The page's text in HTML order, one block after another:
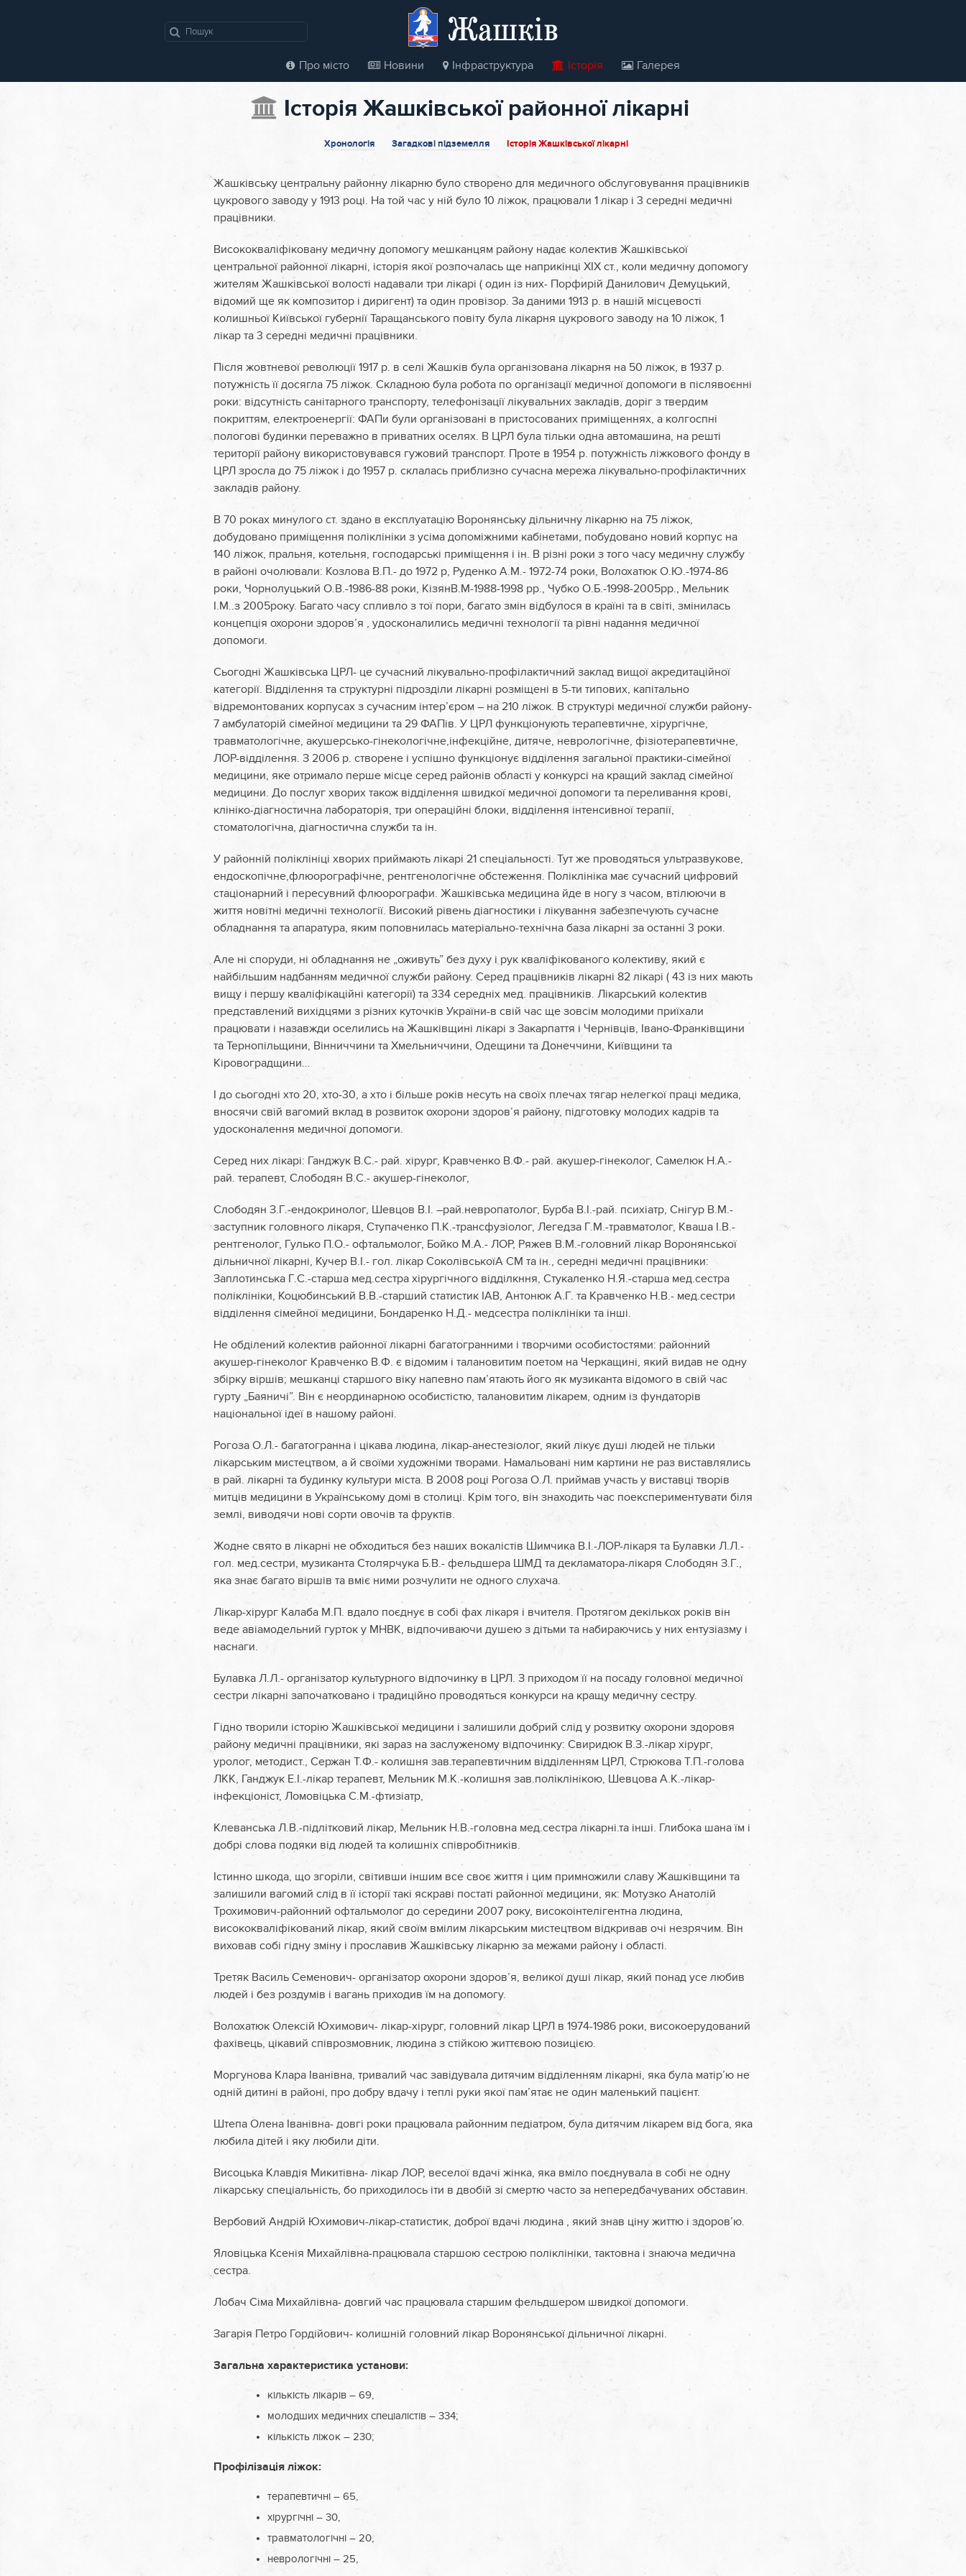
Жашків
Про місто Новини Інфраструктура Історія Галерея
Історія Жашківської районної лікарні
Хронологія Загадкові підземелля Історія Жашківської лікарні
Жашківську центральну районну лікарню було створено для медичного обслуговування працівників
цукрового заводу у 1913 році. На той час у ній було 10 ліжок, працювали 1 лікар і 3 середні медичні
працівники.
Висококваліфіковану медичну допомогу мешканцям району надає колектив Жашківської
центральної районної лікарні, історія якої розпочалась ще наприкінці XIX ст., коли медичну допомогу
жителям Жашківської волості надавали три лікарі ( один із них- Порфирій Данилович Демуцький,
відомий ще як композитор і диригент) та один провізор. За даними 1913 р. в нашій місцевості
колишньої Київської губернії Таращанського повіту була лікарня цукрового заводу на 10 ліжок, 1
лікар та 3 середні медичні працівники.
Після жовтневої революції 1917 р. в селі Жашків була організована лікарня на 50 ліжок, в 1937 р.
потужність її досягла 75 ліжок. Складною була робота по організації медичної допомоги в післявоєнні
роки: відсутність санітарного транспорту, телефонізації лікувальних закладів, доріг з твердим
покриттям, електроенергії: ФАПи були організовані в пристосованих приміщеннях, а колгоспні
пологові будинки переважно в приватних оселях. В ЦРЛ була тільки одна автомашина, на решті
території району використовувався гужовий транспорт. Проте в 1954 р. потужність ліжкового фонду в
ЦРЛ зросла до 75 ліжок і до 1957 р. склалась приблизно сучасна мережа лікувально-профілактичних
закладів району.
В 70 роках минулого ст. здано в експлуатацію Воронянську дільничну лікарню на 75 ліжок,
добудовано приміщення поліклініки з усіма допоміжними кабінетами, побудовано новий корпус на
140 ліжок, пральня, котельня, господарські приміщення і ін. В різні роки з того часу медичну службу
в районі очолювали: Козлова В.П.- до 1972 р, Руденко А.М.- 1972-74 роки, Волохатюк О.Ю.-1974-86
роки, Чорнолуцький О.В.-1986-88 роки, КізянВ.М-1988-1998 рр., Чубко О.Б.-1998-2005рр., Мельник
І.М..з 2005року. Багато часу спливло з тої пори, багато змін відбулося в країні та в світі, змінилась
концепція охорони здоров’я , удосконалились медичні технології та рівні надання медичної
допомоги.
Сьогодні Жашківська ЦРЛ- це сучасний лікувально-профілактичний заклад вищої акредитаційної
категорії. Відділення та структурні підрозділи лікарні розміщені в 5-ти типових, капітально
відремонтованих корпусах з сучасним інтер’єром – на 210 ліжок. В структурі медичної служби району-
7 амбулаторій сімейної медицини та 29 ФАПів. У ЦРЛ функціонують терапевтичне, хірургічне,
травматологічне, акушерсько-гінекологічне,інфекційне, дитяче, неврологічне, фізіотерапевтичне,
ЛОР-відділення. З 2006 р. створене і успішно функціонує відділення загальної практики-сімейної
медицини, яке отримало перше місце серед районів області у конкурсі на кращий заклад сімейної
медицини. До послуг хворих також відділення швидкої медичної допомоги та переливання крові,
клініко-діагностична лабораторія, три операційні блоки, відділення інтенсивної терапії,
стоматологічна, діагностична служби та ін.
У районній поліклініці хворих приймають лікарі 21 спеціальності. Тут же проводяться ультразвукове,
ендоскопічне,флюорографічне, рентгенологічне обстеження. Поліклініка має сучасний цифровий
стаціонарний і пересувний флюорографи. Жашківська медицина йде в ногу з часом, втілюючи в
життя новітні медичні технології. Високий рівень діагностики і лікування забезпечують сучасне
обладнання та апаратура, яким поповнилась матеріально-технічна база лікарні за останні 3 роки.
Але ні споруди, ні обладнання не „оживуть” без духу і рук кваліфікованого колективу, який є
найбільшим надбанням медичної служби району. Серед працівників лікарні 82 лікарі ( 43 із них мають
вищу і першу кваліфікаційні категорії) та 334 середніх мед. працівників. Лікарський колектив
представлений вихідцями з різних куточків України-в свій час ще зовсім молодими приїхали
працювати і назавжди оселились на Жашківщині лікарі з Закарпаття і Чернівців, Івано-Франківщини
та Тернопільщини, Вінниччини та Хмельниччини, Одещини та Донеччини, Київщини та
Кіровоградщини…
І до сьогодні хто 20, хто-30, а хто і більше років несуть на своїх плечах тягар нелегкої праці медика,
вносячи свій вагомий вклад в розвиток охорони здоров’я району, підготовку молодих кадрів та
удосконалення медичної допомоги.
Серед них лікарі: Ганджук В.С.- рай. хірург, Кравченко В.Ф.- рай. акушер-гінеколог, Самелюк Н.А.-
рай. терапевт, Слободян В.С.- акушер-гінеколог,
Слободян З.Г.-ендокринолог, Шевцов В.І. –рай.невропатолог, Бурба В.І.-рай. психіатр, Снігур В.М.-
заступник головного лікаря, Ступаченко П.К.-трансфузіолог, Легедза Г.М.-травматолог, Кваша І.В.-
рентгенолог, Гулько П.О.- офтальмолог, Бойко М.А.- ЛОР, Ряжев В.М.-головний лікар Воронянської
дільничної лікарні, Кучер В.І.- гол. лікар СоколівськоїА СМ та ін., середні медичні працівники:
Заплотинська Г.С.-старша мед.сестра хірургічного відділкння, Стукаленко Н.Я.-старша мед.сестра
поліклініки, Коцюбинський В.В.-старший статистик ІАВ, Антонюк А.Г. та Кравченко Н.В.- мед.сестри
відділення сімейної медицини, Бондаренко Н.Д.- медсестра поліклініки та інші.
Не обділений колектив районної лікарні багатогранними і творчими особистостями: районний
акушер-гінеколог Кравченко В.Ф. є відомим і талановитим поетом на Черкащині, який видав не одну
збірку віршів; мешканці старшого віку напевно пам’ятають його як музиканта відомого в свій час
гурту „Баяничі”. Він є неординарною особистістю, талановитим лікарем, одним із фундаторів
національної ідеї в нашому районі.
Рогоза О.Л.- багатогранна і цікава людина, лікар-анестезіолог, який лікує душі людей не тільки
лікарським мистецтвом, а й своїми художніми творами. Намальовані ним картини не раз виставлялись
в рай. лікарні та будинку культури міста. В 2008 році Рогоза О.Л. приймав участь у виставці творів
митців медицини в Українському домі в столиці. Крім того, він знаходить час поекспериментувати біля
землі, виводячи нові сорти овочів та фруктів.
Жодне свято в лікарні не обходиться без наших вокалістів Шимчика В.І.-ЛОР-лікаря та Булавки Л.Л.-
гол. мед.сестри, музиканта Столярчука Б.В.- фельдшера ШМД та декламатора-лікаря Слободян З.Г.,
яка знає багато віршів та вміє ними розчулити не одного слухача.
Лікар-хірург Калаба М.П. вдало поєднує в собі фах лікаря і вчителя. Протягом декількох років він
веде авіамодельний гурток у МНВК, відпочиваючи душею з дітьми та набираючись у них ентузіазму і
наснаги.
Булавка Л.Л.- організатор культурного відпочинку в ЦРЛ. З приходом її на посаду головної медичної
сестри лікарні започатковано і традиційно проводяться конкурси на кращу медичну сестру.
Гідно творили історію Жашківської медицини і залишили добрий слід у розвитку охорони здоровя
району медичні працівники, які зараз на заслуженому відпочинку: Свиридюк В.З.-лікар хірург,
уролог, методист., Сержан Т.Ф.- колишня зав.терапевтичним відділенням ЦРЛ, Стрюкова Т.П.-голова
ЛКК, Ганджук Е.І.-лікар терапевт, Мельник М.К.-колишня зав.поліклінікою, Шевцова А.К.-лікар-
інфекціоніст, Ломовіцька С.М.-фтизіатр,
Клеванська Л.В.-підлітковий лікар, Мельник Н.В.-головна мед.сестра лікарні.та інші. Глибока шана їм і
добрі слова подяки від людей та колишніх співробітників.
Істинно шкода, що згоріли, світивши іншим все своє життя і цим примножили славу Жашківщини та
залишили вагомий слід в її історії такі яскраві постаті районної медицини, як: Мотузко Анатолій
Трохимович-районний офтальмолог до середини 2007 року, високоінтелігентна людина,
висококваліфікований лікар, який своїм вмілим лікарським мистецтвом відкривав очі незрячим. Він
виховав собі гідну зміну і прославив Жашківську лікарню за межами району і області.
Третяк Василь Семенович- організатор охорони здоров’я, великої душі лікар, який понад усе любив
людей і без роздумів і вагань приходив їм на допомогу.
Волохатюк Олексій Юхимович- лікар-хірург, головний лікар ЦРЛ в 1974-1986 роки, високоерудований
фахівець, цікавий співрозмовник, людина з стійкою життєвою позицією.
Моргунова Клара Іванівна, тривалий час завідувала дитячим відділенням лікарні, яка була матір’ю не
одній дитині в районі, про добру вдачу і теплі руки якої пам’ятає не один маленький пацієнт.
Штепа Олена Іванівна- довгі роки працювала районним педіатром, була дитячим лікарем від бога, яка
любила дітей і яку любили діти.
Висоцька Клавдія Микитівна- лікар ЛОР, веселої вдачі жінка, яка вміло поєднувала в собі не одну
лікарську спеціальність, бо приходилось іти в двобій зі смертю часто за непередбачуваних обставин.
Вербовий Андрій Юхимович-лікар-статистик, доброї вдачі людина , який знав ціну життю і здоров’ю.
Яловіцька Ксенія Михайлівна-працювала старшою сестрою поліклініки, тактовна і знаюча медична
сестра.
Лобач Сіма Михайлівна- довгий час працювала старшим фельдшером швидкої допомоги.
Загарія Петро Гордійович- колишній головний лікар Воронянської дільничної лікарні.
Загальна характеристика установи:
кількість лікарів – 69,
молодших медичних спеціалістів – 334;
кількість ліжок – 230;
Профілізація ліжок:
терапевтичні – 65,
хірургічні – 30,
травматологічні – 20,
неврологічні – 25,